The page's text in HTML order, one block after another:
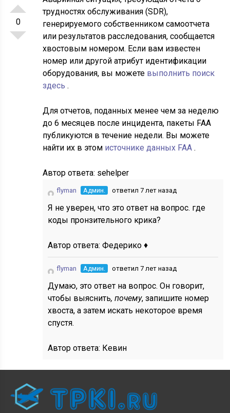
0
трудностях обслуживания (SDR),
генерируемого собственником самоотчета
или результатов расследования, сообщается
хвостовым номером. Если вам известен
номер или другой атрибут идентификации
оборудования, вы можете выполнить поиск
здесь.
Для отчетов, поданных менее чем за неделю
до 6 месяцев после инцидента, пакеты FAA
публикуются в течение недели. Вы можете
найти их в этом источнике данных FAA.
Автор ответа: sehelper
flyman Админ. ответил 7 лет назад
Я не уверен, что это ответ на вопрос. где
коды пронзительного крика?
Автор ответа:Федерико ♦
flyman Админ. ответил 7 лет назад
Думаю, это ответ на вопрос. Он говорит,
чтобы выяснить, почему, запишите номер
хвоста, а затем искать некоторое время
спустя.
Автор ответа: Кевин